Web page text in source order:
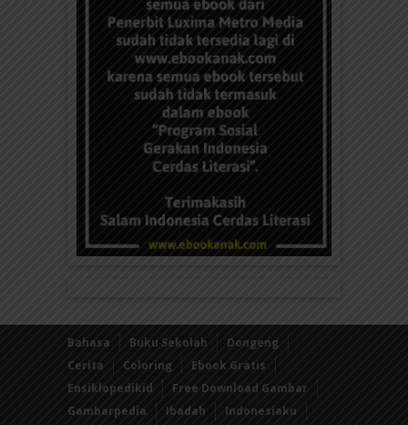
Bahasa Buku Sekolah
Dongeng
Cerita
Coloring
Ebook Gratis
Ensiklopedikid
Free Download Gambar
Gambarpedia
Ibadah
Indonesiaku